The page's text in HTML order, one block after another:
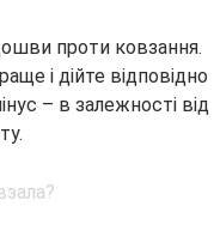
проти ковзання.
і дійте відповідно
– в залежності від